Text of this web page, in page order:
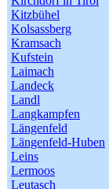
Kitzbühel
Kolsassberg
Kramsach
Kufstein
Laimach
Landeck
Landl
Langkampfen
Längenfeld
Längenfeld-Huben
Leins
Lermoos
Leutasch